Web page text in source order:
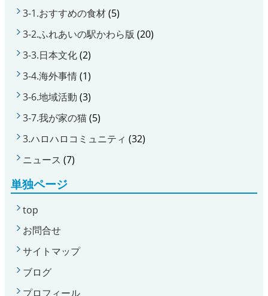
3-1.おすすめの食材(5)
3-2.ふれあいの駅かわら版 (20)
3-3.日本文化(2)
3-4.海外事情(1)
3-6.地域活動 (3)
3-7.我が家の猫(5)
3.ハロハロコミュニティ (32)
ニュース (7)
単独ページ
top
お問合せ
サイトマップ
ブログ
プロフィール